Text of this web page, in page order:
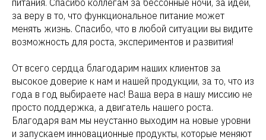
питания. Спасибо коллегам за бессонные ночи, за идеи,
за веру в то, что функциональное питание может
менять жизнь. Спасибо, что в любой ситуации вы видите
возможность для роста, экспериментов и развития!
От всего сердца благодарим наших клиентов за
высокое доверие к нам и нашей продукции, за то, что из
года в год выбираете нас! Ваша вера в нашу миссию не
просто поддержка, а двигатель нашего роста.
Благодаря вам мы неустанно выходим на новые уровни
и запускаем инновационные продукты, которые меняют